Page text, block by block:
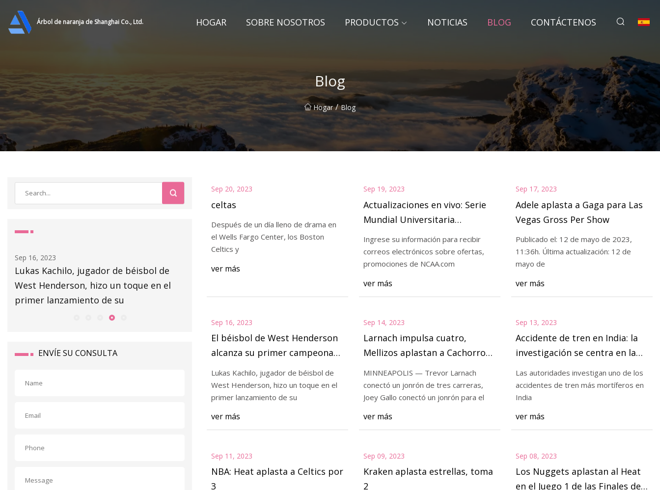
Árbol de naranja de Shanghai Co., Ltd. HOGAR SOBRE NOSOTROS PRODUCTOS NOTICIAS BLOG CONTÁCTENOS
Blog
Hogar / Blog
Sep 16, 2023
Lukas Kachilo, jugador de béisbol de
West Henderson, hizo un toque en el
primer lanzamiento de su
MINNEAPOLIS — Trevor Larnach
Gallo conectó un jonrón para el
Sep 20, 2023
Después de un día lleno de drama en el
Wells Fargo Center, los Boston Celtics y
ENVÍE SU CONSULTA
Sep 20, 2023
celtas
Después de un día lleno de drama en
el Wells Fargo Center, los Boston
Celtics y
ver más
Sep 19, 2023
Actualizaciones en vivo: Serie
Mundial Universitaria
Femenina 2023
Ingrese su información para recibir
correos electrónicos sobre ofertas,
promociones de NCAA.com
ver más
Sep 17, 2023
Adele aplasta a Gaga para Las
Vegas Gross Per Show
Publicado el: 12 de mayo de 2023,
11:36h. Última actualización: 12 de
mayo de
ver más
Sep 16, 2023
El béisbol de West Henderson
alcanza su primer campeonato
estatal desde 1992
Lukas Kachilo, jugador de béisbol de
West Henderson, hizo un toque en el
primer lanzamiento de su
ver más
Sep 14, 2023
Larnach impulsa cuatro,
Mellizos aplastan a Cachorros
MINNEAPOLIS — Trevor Larnach
conectó un jonrón de tres carreras,
Joey Gallo conectó un jonrón para el
ver más
Sep 13, 2023
Accidente de tren en India: la
investigación se centra en la
falla de la señal, mientras
terminan los esfuerzos de
rescate
Las autoridades investigan uno de los
accidentes de tren más mortíferos en
India
ver más
Sep 11, 2023
NBA: Heat aplasta a Celtics por
3
Sep 09, 2023
Kraken aplasta estrellas, toma
2
Sep 08, 2023
Los Nuggets aplastan al Heat
en el Juego 1 de las Finales de